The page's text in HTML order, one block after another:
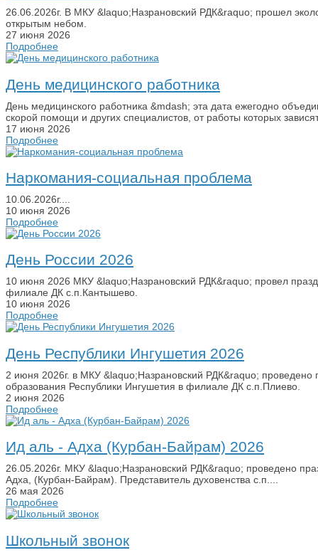
26.06.2026г. В МКУ &laquo;Назрановский РДК&raquo; прошел
открытым небом.
27 июня 2026
Подробнее
День медицинского работника
День медицинского работника &mdash; эта дата ежегодно
скорой помощи и других специалистов, от работы которых
17 июня 2026
Подробнее
Наркомания-социальная проблема
10.06.2026г....
10 июня 2026
Подробнее
День России 2026
10 июня 2026 МКУ &laquo;Назрановский РДК&raquo; провел
филиале ДК с.п.Кантышево.
10 июня 2026
Подробнее
День Республики Ингушетия 2026
2 июня 2026г. в МКУ &laquo;Назрановский РДК&raquo;
образования Республики Ингушетия в филиале ДК с.п.Плиево.
2 июня 2026
Подробнее
Ид аль - Адха (Курбан-Байрам) 2026
26.05.2026г. МКУ &laquo;Назрановский РДК&raquo; проведено
Адха, (Курбан-Байрам). Представитель духовенства с.п....
26 мая 2026
Подробнее
Школьный звонок